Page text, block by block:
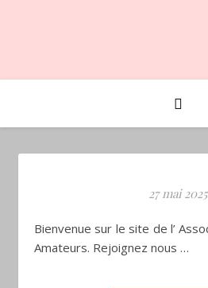
27 mai 2025
Bienvenue sur le site de l’ Association des Musiciens
Amateurs. Rejoignez nous …